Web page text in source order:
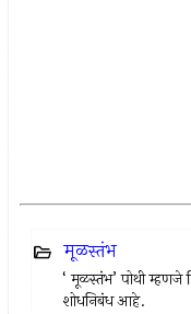
मूळस्तंभ
‘ मूळस्तंभ’ पोथी म्हणजे
शोधनिबंध आहे.